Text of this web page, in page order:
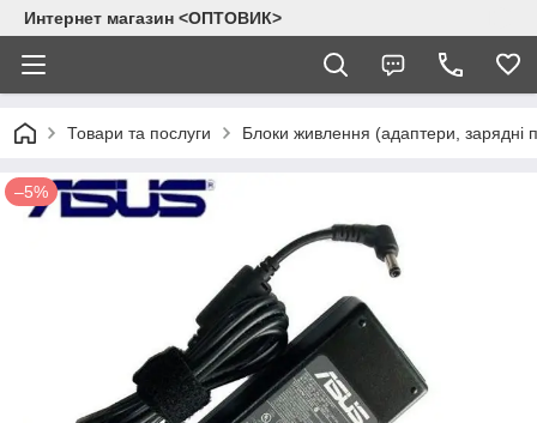
Интернет магазин <ОПТОВИК>
Товари та послуги Блоки живлення (адаптери, зарядні
–5%